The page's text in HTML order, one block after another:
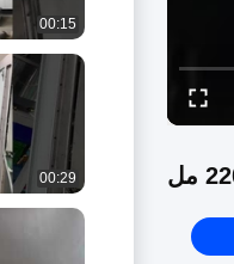
00:15
00:29